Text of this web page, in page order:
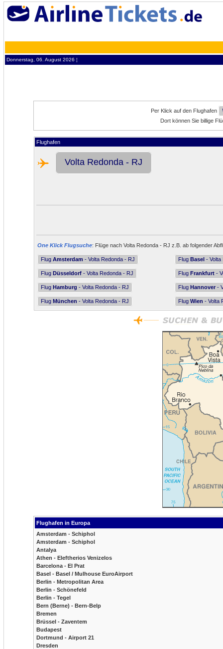
Donnerstag, 06. August 2026 ¦
Per Klick auf den Flughafen
Dort können Sie billige
Flughafen
Volta Redonda - RJ
One Klick Flugsuche: Flüge nach Volta Redonda - RJ z.B. ab folgender
Flug Amsterdam - Volta Redonda - RJ Flug Basel - Volta
Flug Düsseldorf - Volta Redonda - RJ Flug Frankfurt -
Flug Hamburg - Volta Redonda - RJ Flug Hannover -
Flug München - Volta Redonda - RJ Flug Wien - Volta
Flughafen in Europa
Amsterdam - Schiphol
Amsterdam - Schiphol
Antalya
Athen - Eleftherios Venizelos
Barcelona - El Prat
Basel - Basel / Mulhouse EuroAirport
Berlin - Metropolitan Area
Berlin - Schönefeld
Berlin - Tegel
Bern (Berne) - Bern-Belp
Bremen
Brüssel - Zaventem
Budapest
Dortmund - Airport 21
Dresden